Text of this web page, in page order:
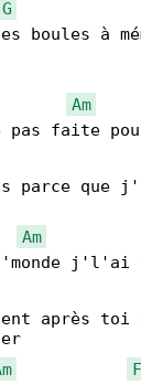
G
boules à
Am
faite
parce que
Am
l'monde j'l'ai
après
F